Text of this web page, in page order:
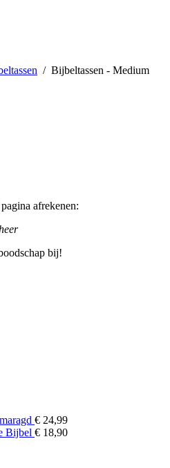
/ Bijbeltassen - Medium
afrekenen:
bij!
€ 24,99
Bijbel € 18,90